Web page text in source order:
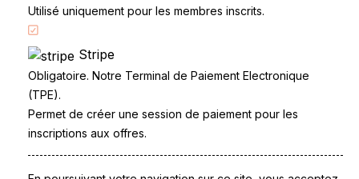
Partenaires
CandidatLibre.net
Conditions générales
Contact
Le Permis
Examen du permis
La Conduite
Utilisé uniquement pour les membres inscrits.
Stripe
Obligatoire. Notre Terminal de Paiement Electronique
(TPE).
Permet de créer une session de paiement pour les
inscriptions aux offres.